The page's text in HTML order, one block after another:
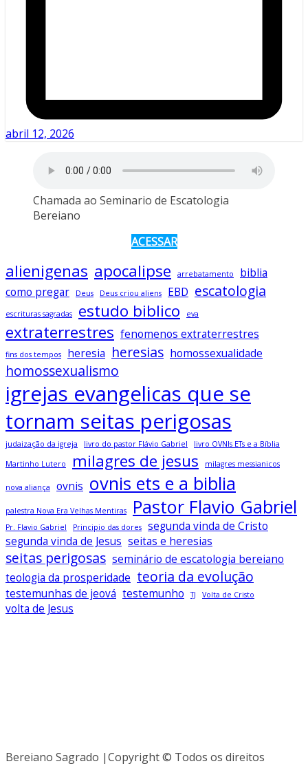
abril 12, 2026
Chamada ao Seminario de Escatologia
Bereiano
ACESSAR
alienigenas apocalipse arrebatamento
biblia
como pregar
Deus Deus criou aliens EBD escatologia
escrituras sagradas estudo biblico eva
extraterrestres fenomenos extraterrestres
fins dos tempos heresia heresias homossexualidade
homossexualismo
igrejas evangelicas que se
tornam seitas perigosas
judaização da igreja livro do pastor Flávio Gabriel livro OVNIs ETs e a Bíblia
Martinho Lutero milagres de jesus milagres messianicos
nova aliança ovnis ovnis ets e a biblia
palestra Nova Era Velhas Mentiras Pastor Flavio Gabriel
Pr. Flavio Gabriel Principio das dores
segunda vinda de Cristo
segunda vinda de Jesus seitas e heresias
seitas perigosas seminário de escatologia bereiano
teologia da prosperidade teoria da evolução
testemunhas de jeová testemunho TJ Volta de Cristo
volta de Jesus
Bereiano Sagrado |Copyright © Todos os direitos